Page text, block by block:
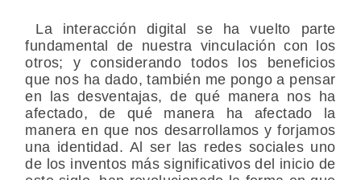
La interacción digital se ha vuelto parte
fundamental de nuestra vinculación con los
otros; y considerando todos los beneficios
que nos ha dado, también me pongo a pensar
en las desventajas, de qué manera nos ha
afectado, de qué manera ha afectado la
manera en que nos desarrollamos y forjamos
una identidad. Al ser las redes sociales uno
de los inventos más significativos del inicio de